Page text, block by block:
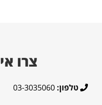
צרו
טלפון: 03-3035060